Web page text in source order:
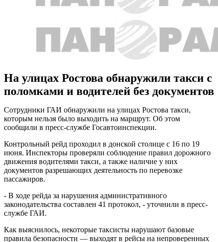
На улицах Ростова обнаружили такси с
поломками и водителей без документов
Сотрудники ГАИ обнаружили на улицах Ростова такси,
которым нельзя было выходить на маршрут. Об этом
сообщили в пресс-службе Госавтоинспекции.
Контрольный рейд проходил в донской столице с 16 по 19
июня. Инспекторы проверяли соблюдение правил дорожного
движения водителями такси, а также наличие у них
документов разрешающих деятельность по перевозке
пассажиров.
- В ходе рейда за нарушения административного
законодательства составлен 41 протокол, - уточнили в пресс-
службе ГАИ.
Как выяснилось, некоторые таксисты нарушают базовые
правила безопасности — выходят в рейсы на непроверенных